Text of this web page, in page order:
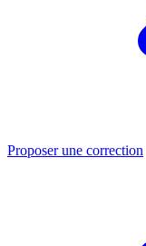
Proposer une correction